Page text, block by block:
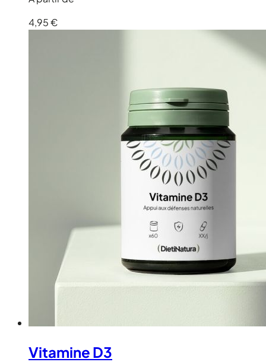
4,95 €
Vitamine D3